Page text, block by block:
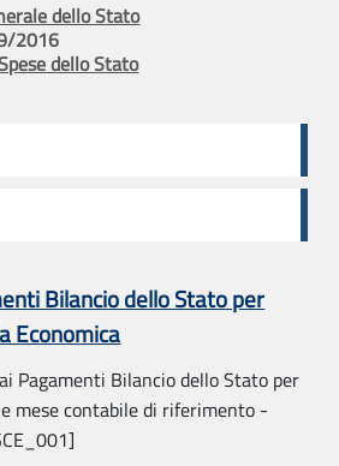
dello Stato
2016
dello Stato
Bilancio dello Stato per
Economica
Pagamenti Bilancio dello Stato per
mese contabile di riferimento -